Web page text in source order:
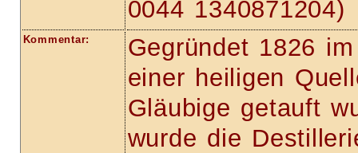
0044 1340871204)
Kommentar:
Gegründet 1826
einer heiligen
Gläubige getauft
wurde die